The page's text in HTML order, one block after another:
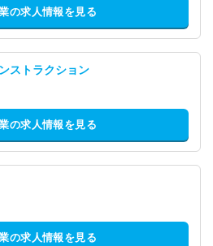
の求人情報を見る
ストラクション
の求人情報を見る
の求人情報を見る